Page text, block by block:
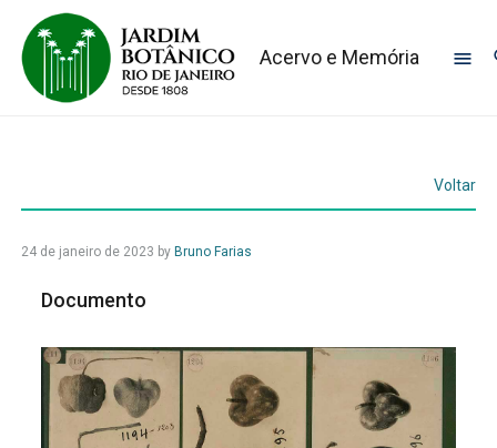
Acervo e Memória
Voltar
24 de janeiro de 2023 by Bruno Farias
Documento